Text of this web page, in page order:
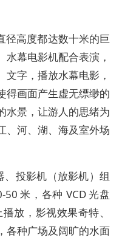
径高度都达数十米的巨
幕电影机配合表演，
字，播放水幕电影，
得画面产生虚无缥缈的
水景，让游人的思绪为
、河、湖、海及室外场
投影机（放影机）组
米，各种 VCD 光盘
放，影视效果奇特、
各种广场及阔旷的水面